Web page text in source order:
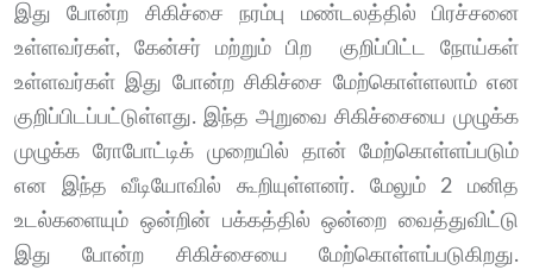
இது போன்ற சிகிச்சை நரம்பு மண்டலத்தில் பிரச்சனை
உள்ளவர்கள், கேன்சர் மற்றும் பிற குறிப்பிட்ட நோய்கள்
உள்ளவர்கள் இது போன்ற சிகிச்சை மேற்கொள்ளலாம் என
குறிப்பிடப்பட்டுள்ளது. இந்த அறுவை சிகிச்சையை முழுக்க
முழுக்க ரோபோட்டிக் முறையில் தான் மேற்கொள்ளப்படும்
என இந்த வீடியோவில் கூறியுள்ளனர். மேலும் 2 மனித
உடல்களையும் ஒன்றின் பக்கத்தில் ஒன்றை வைத்துவிட்டு
இது போன்ற சிகிச்சையை மேற்கொள்ளப்படுகிறது.